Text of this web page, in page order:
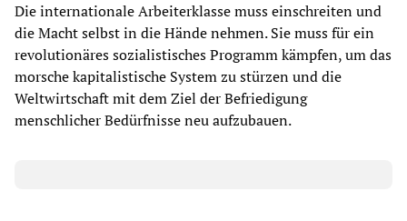
Die internationale Arbeiterklasse muss einschreiten und
die Macht selbst in die Hände nehmen. Sie muss für ein
revolutionäres sozialistisches Programm kämpfen, um das
morsche kapitalistische System zu stürzen und die
Weltwirtschaft mit dem Ziel der Befriedigung
menschlicher Bedürfnisse neu aufzubauen.